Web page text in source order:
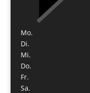
Mo.
Di.
Mi.
Do.
Fr.
Sa.